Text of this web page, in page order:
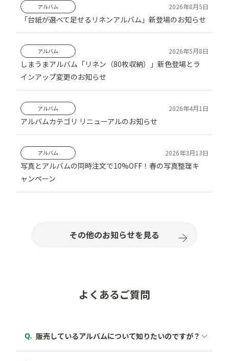
アルバム
「台紙が選べて足せるリネンアルバム」新登場のお知らせ
アルバム
しまうまアルバム「リネン（80枚収納）」新色登場とラ
インアップ変更のお知らせ
アルバム
アルバムカテゴリ リニューアルのお知らせ
アルバム
写真とアルバムの同時注文で10%OFF！春の写真整理キ
ャンペーン
その他のお知らせを見る
よくあるご質問